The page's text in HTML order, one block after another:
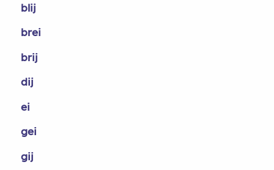
blij
brei
brij
dij
ei
gei
gij